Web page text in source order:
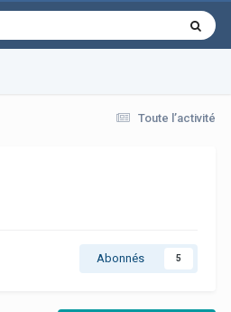
Toute l’activité
Abonnés 5